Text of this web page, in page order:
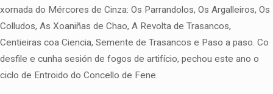
xornada do Mércores de Cinza: Os Parrandolos, Os Argalleiros, Os
Colludos, As Xoaniñas de Chao, A Revolta de Trasancos,
Centieiras coa Ciencia, Semente de Trasancos e Paso a paso. Co
desfile e cunha sesión de fogos de artifício, pechou este ano o
ciclo de Entroido do Concello de Fene.